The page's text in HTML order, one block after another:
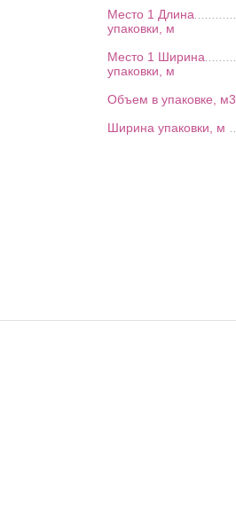
Место 1 Длина
упаковки, м
Место 1 Ширина
упаковки, м
Объем в упаковке, м3
Ширина упаковки, м